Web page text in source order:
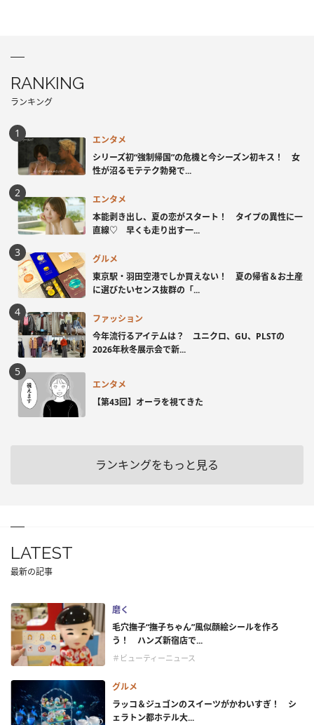
RANKING
ランキング
エンタメ
シリーズ初“強制帰国”の危機と今シーズン初キス！ 女
性が沼るモテテク勃発で...
エンタメ
本能剥き出し、夏の恋がスタート！ タイプの異性に一
直線♡ 早くも走り出す一...
グルメ
東京駅・羽田空港でしか買えない！ 夏の帰省＆お土産
に選びたいセンス抜群の「...
ファッション
今年流行るアイテムは？ ユニクロ、GU、PLSTの
2026年秋冬展示会で新...
エンタメ
【第43回】オーラを視てきた
ランキングをもっと見る
LATEST
最新の記事
磨く
毛穴撫子“撫子ちゃん”風似顔絵シールを作ろ
う！ ハンズ新宿店で...
＃ビューティーニュース
グルメ
ラッコ＆ジュゴンのスイーツがかわいすぎ！ シ
ェラトン都ホテル大...